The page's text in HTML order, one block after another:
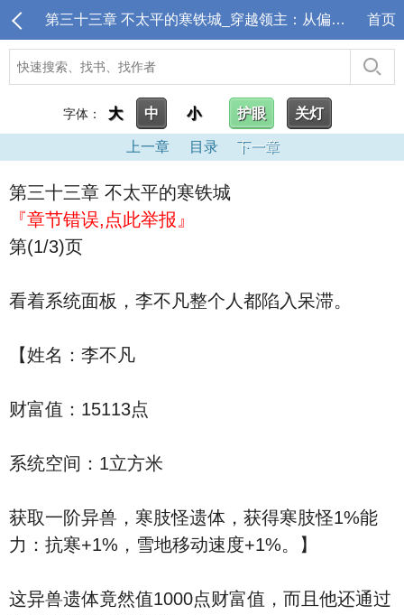
第三十三章 不太平的寒铁城_穿越领主：从偏远驿站开始 首页
字体： 大 中 小 护眼 关灯
上一章 目录 下一章
第三十三章 不太平的寒铁城
『章节错误,点此举报』
第(1/3)页
看着系统面板，李不凡整个人都陷入呆滞。
【姓名：李不凡
财富值：15113点
系统空间：1立方米
获取一阶异兽，寒肢怪遗体，获得寒肢怪1%能
力：抗寒+1%，雪地移动速度+1%。】
这异兽遗体竟然值1000点财富值，而且他还通过